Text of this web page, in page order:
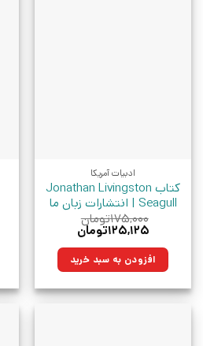
ادبیات آمریکا
کتاب Jonathan Livingston
Seagull | انتشارات زبان ما
۱۷۵,۰۰۰تومان
قیمت
۱۷۵,۰۰۰تومان
بود.
۱۲۵,۱۲۵تومان
۱۲۵,۱۲۵تومان.افزودن به سبد خرید